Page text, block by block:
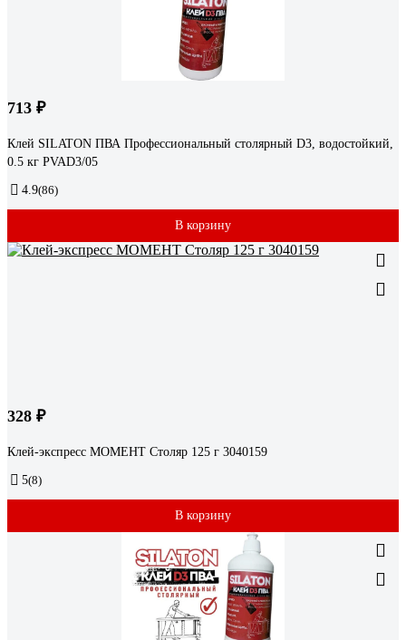
713 ₽
Клей SILATON ПВА Профессиональный столярный D3, водостойкий,
0.5 кг PVAD3/05
4.9(86)
В корзину
328 ₽
Клей-экспресс МОМЕНТ Столяр 125 г 3040159
5(8)
В корзину